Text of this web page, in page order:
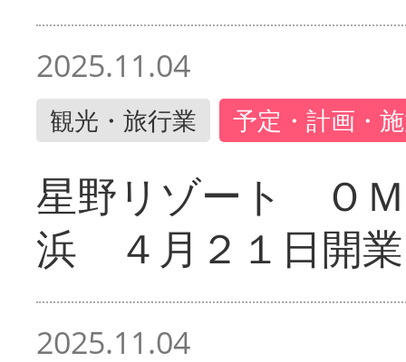
2025.11.04
観光・旅行業 予定・計画・
星野リゾート Ｏ
浜 ４月２１日開業
2025.11.04